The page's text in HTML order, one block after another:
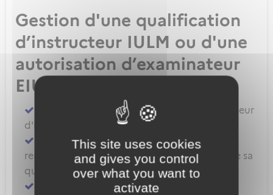
This site uses cookies
and gives you control
over what you want to
activate
Gestion d'une qualification
d’instructeur IULM ou d'une
autorisation d’examinateur
EIULM
Attester des prérequis pour devenir formateur
d'instructeur ULM
Demander la délivrance, la prorogation, le
renouvellement ou l'extension de privilèges de sa
qualification IULM
Demander une autorisation d'examinateur